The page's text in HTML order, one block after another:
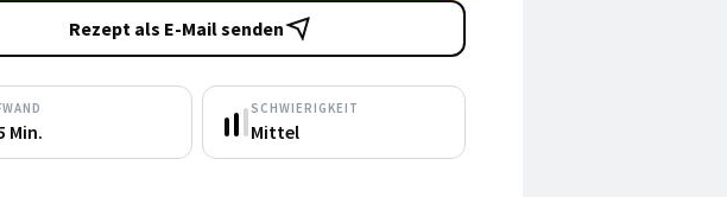
Rezept als E-Mail senden
Min.
SCHWIERIGKEIT
Mittel